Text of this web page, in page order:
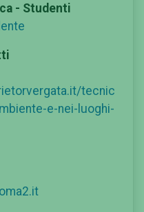
- Studenti
tecnic
e-nei-luoghi-